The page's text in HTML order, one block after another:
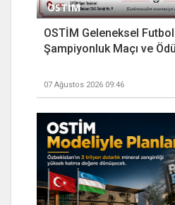
OSTİM
OSTİM Geleneksel
Şampiyonluk Maçı ve
07 Ağustos 2026 09:46